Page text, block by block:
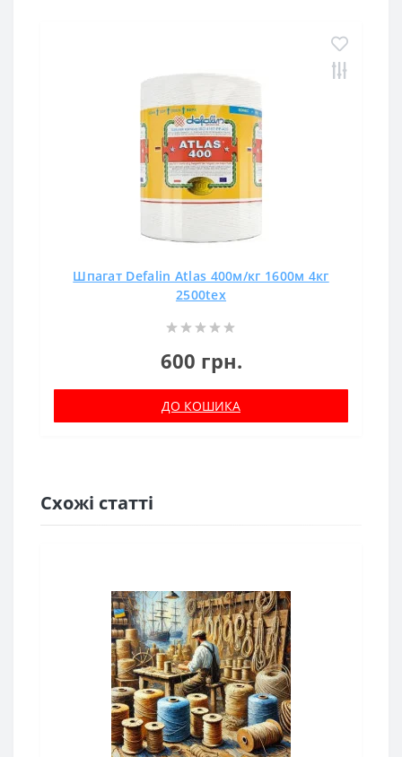
Шпагат Defalin Atlas 400м/кг 1600м 4кг
2500tex
600 грн.
ДО КОШИКА
Схожі статті